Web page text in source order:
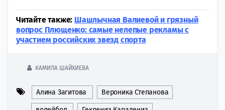
Читайте также: Шашлычная Валиевой и грязный
вопрос Плющенко: самые нелепые рекламы с
участием российских звезд спорта
КАМИЛА ШАЙХИЕВА
Алина Загитова Вероника Степанова